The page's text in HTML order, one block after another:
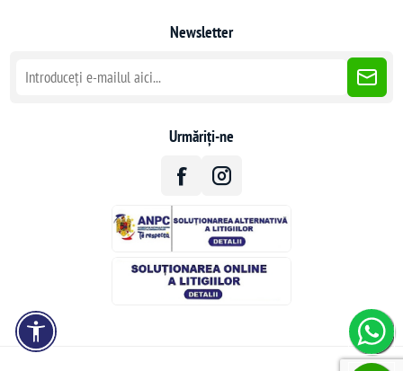
Newsletter
Urmăriți-ne